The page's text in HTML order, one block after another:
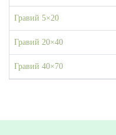
Гравий 5×20
Гравий 20×40
Гравий 40×70